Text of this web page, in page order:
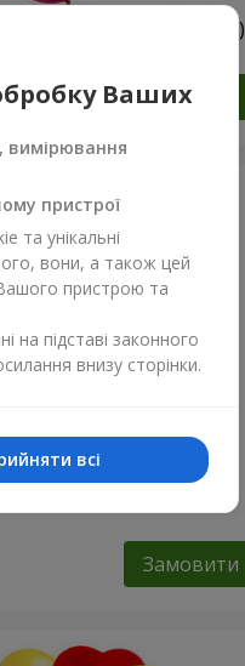
кульок (у формі сердець)
Замовити
Замовити
Ваших
вимірювання
пристрої
та унікальні
вони, а також цей
пристрою та
на підставі законного
внизу сторінки.
всі